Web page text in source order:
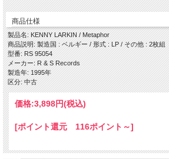
・ Intro
・ Nocturnal
Side B
・ Loop 1
・ Java
・ Groove
・ Loop 1.5
Side C
・ Catatonic (Part 2)
・ Soul Man
商品仕様
製品名: KENNY LARKIN / Metaphor
商品説明: 製造国 : ベルギー / 形式 : LP / その他 : 2枚組
型番: RS 95054
メーカー: R & S Records
製造年: 1995年
区分: 中古
価格:3,898円(税込)
[ポイント還元 116ポイント～]